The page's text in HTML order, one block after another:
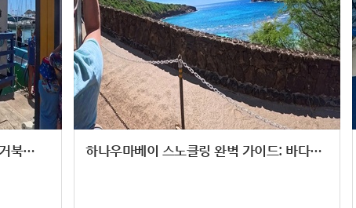
하와이 터틀 스노클링 완벽 가이드: 거북이와 함께하는 해양 액티비티 체험기 하나우마베이 스노클링 완벽 가이드: 바다거북이와 만나는 하와이 최고의 해양 체험